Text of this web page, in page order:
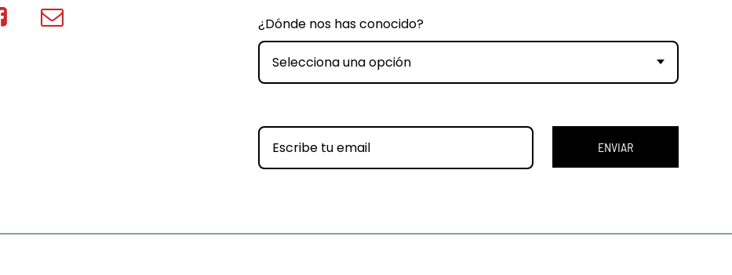
Minicar
¿Dónde nos has conocido?
Selecciona una opción
ENVIAR